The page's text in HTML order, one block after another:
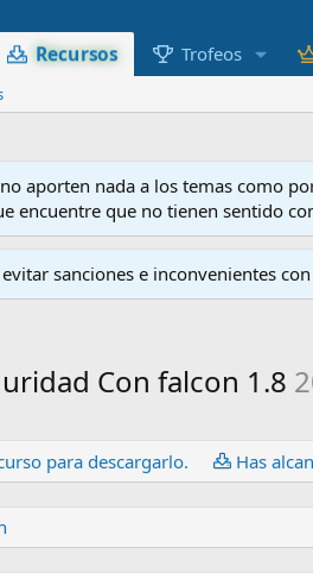
Recursos Trofeos
aporten nada a los temas como
encuentre que no tienen sentido
sanciones e inconvenientes
Con falcon 1.8
para descargarlo. Has